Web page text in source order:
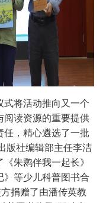
将活动推向又一个
阅读资源的重要提供
任，精心遴选了一批
版社编辑部主任李洁
朱鹮伴我一起长》
》等少儿科普图书合
捐赠了由潘传英教